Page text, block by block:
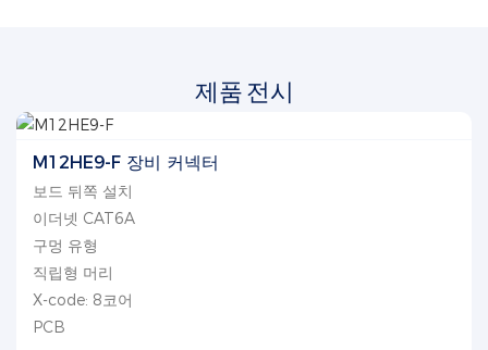
제품 전시
M12HE9-F 장비 커넥터
보드 뒤쪽 설치
이더넷 CAT6A
구멍 유형
직립형 머리
X-code: 8코어
PCB